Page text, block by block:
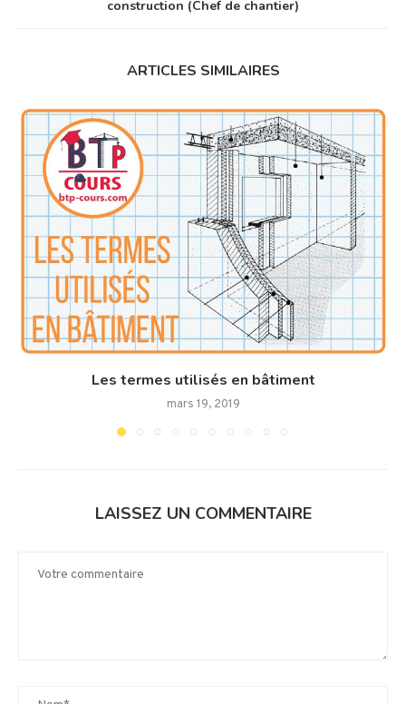
construction (Chef de chantier)
ARTICLES SIMILAIRES
Les termes utilisés en bâtiment
mars 19, 2019
LAISSEZ UN COMMENTAIRE